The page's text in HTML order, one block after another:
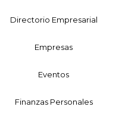
Directorio Empresarial
Empresas
Eventos
Finanzas Personales